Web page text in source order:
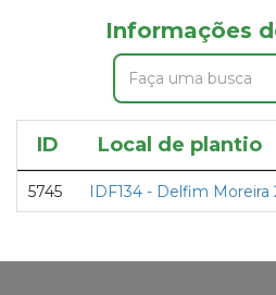
Informações
ID Local de plantio
5745 IDF134 - Delfim Moreira